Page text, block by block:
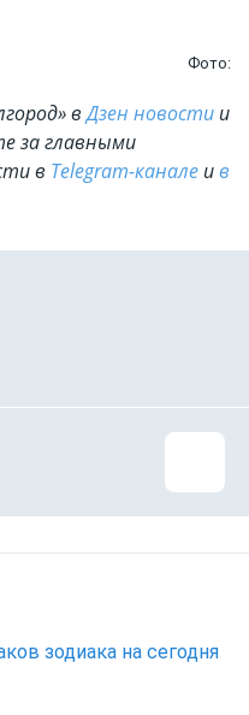
Фото:
вДзен новости и
за главными
в Telegram-канале ив
зодиака на сегодня